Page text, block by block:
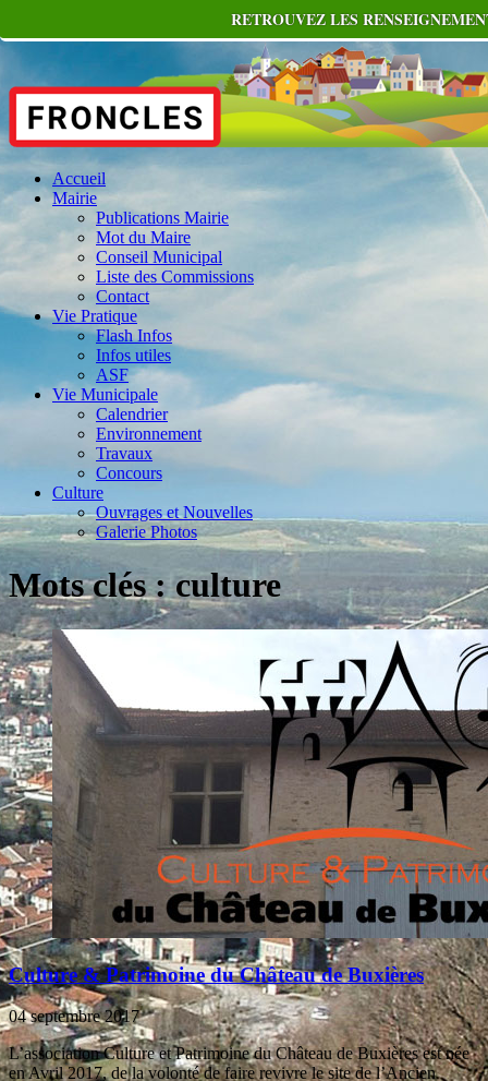
Accueil
Mairie
Publications Mairie
Mot du Maire
Conseil Municipal
Liste des Commissions
Contact
Vie Pratique
Flash Infos
Infos utiles
ASF
Vie Municipale
Calendrier
Environnement
Travaux
Concours
Culture
Ouvrages et Nouvelles
Galerie Photos
Mots clés : culture
Culture & Patrimoine du Château de Buxières
04 septembre 2017
L’association Culture et Patrimoine du Château de Buxières est née
en Avril 2017, de la volonté de faire revivre le site de l’Ancien
RETROUVEZ LES